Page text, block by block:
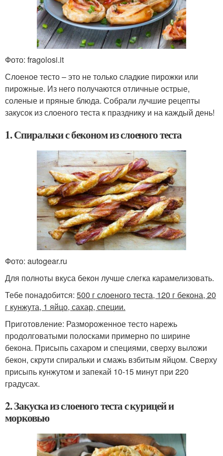
Фото: fragolosi.it
Слоеное тесто – это не только сладкие пирожки или
пирожные. Из него получаются отличные острые,
соленые и пряные блюда. Собрали лучшие рецепты
закусок из слоеного теста к празднику и на каждый день!
1. Спиральки с беконом из слоеного теста
Фото: autogear.ru
Для полноты вкуса бекон лучше слегка карамелизовать.
Тебе понадобится: 500 г слоеного теста, 120 г бекона, 20
г кунжута, 1 яйцо, сахар, специи.
Приготовление: Размороженное тесто нарежь
продолговатыми полосками примерно по ширине
бекона. Присыпь сахаром и специями, сверху выложи
бекон, скрути спиральки и смажь взбитым яйцом. Сверху
присыпь кунжутом и запекай 10-15 минут при 220
градусах.
2. Закуска из слоеного теста с курицей и
морковью